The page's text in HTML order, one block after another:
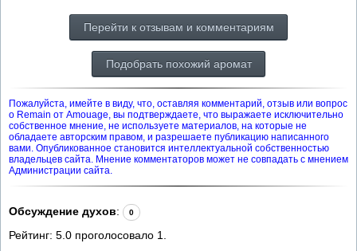
Перейти к отзывам и комментариям
Подобрать похожий аромат
Пожалуйста, имейте в виду, что, оставляя комментарий, отзыв или вопрос
о Remain от Amouage, вы подтверждаете, что выражаете исключительно
собственное мнение, не используете материалов, на которые не
обладаете авторским правом, и разрешаете публикацию написанного
вами. Опубликованное становится интеллектуальной собственностью
владельцев сайта. Мнение комментаторов может не совпадать с мнением
Администрации сайта.
Обсуждение духов: 0
Рейтинг: 5.0 проголосовало 1